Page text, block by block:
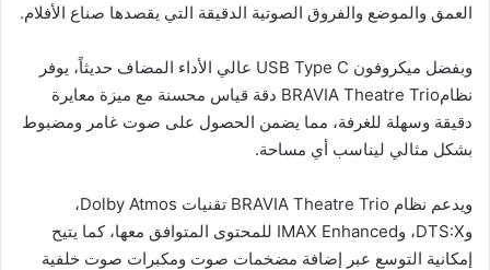
العمق والموضع والفروق الصوتية الدقيقة التي يقصدها صناع الأفلام.
وبفضل ميكروفون USB Type C عالي الأداء المضاف حديثاً، يوفر
نظامBRAVIA Theatre Trio دقة قياس محسنة مع ميزة معايرة
دقيقة وسهلة للغرفة، مما يضمن الحصول على صوت غامر ومضبوط
بشكل مثالي ليناسب أي مساحة.
ويدعم نظام BRAVIA Theatre Trio تقنيات Dolby Atmos،
وDTS:X، وIMAX Enhanced للمحتوى المتوافق معها، كما يتيح
إمكانية التوسع عبر إضافة مضخمات صوت ومكبرات صوت خلفية